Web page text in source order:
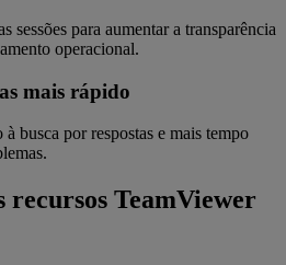
sessões para aumentar a transparência
operacional.
mais rápido
busca por respostas e mais tempo
recursos TeamViewer